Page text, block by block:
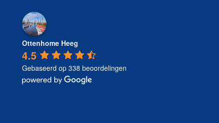
Ottenhome Heeg
4.5
Gebaseerd op 338 beoordelingen